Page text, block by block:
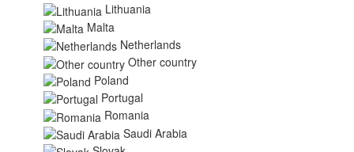
Lithuania
Malta
Netherlands
Other country
Poland
Portugal
Romania
Saudi Arabia